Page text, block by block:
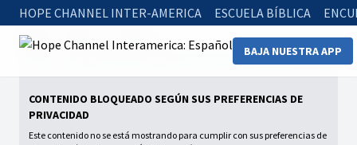
HOPE CHANNEL INTER-AMERICA ESCUELA BÍBLICA
BAJA NUESTRA APP
Home
Vamos - Cóndores en el Valle del Cocora en Salento
CONTENIDO BLOQUEADO SEGÚN SUS PREFERENCIAS DE
PRIVACIDAD
Este contenido no se está mostrando para cumplir con sus preferencias de